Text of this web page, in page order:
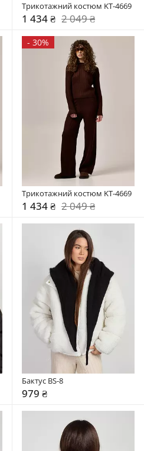
Трикотажний костюм KT-4669
1 434 ₴ 2 049 ₴
- 30%
Трикотажний костюм KT-4669
1 434 ₴ 2 049 ₴
Бактус BS-8
979 ₴